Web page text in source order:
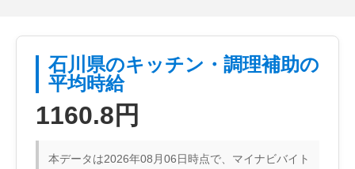
石川県のキッチン・調理補助の
平均時給
1160.8円
本データは2026年08月06日時点で、マイナビバイト